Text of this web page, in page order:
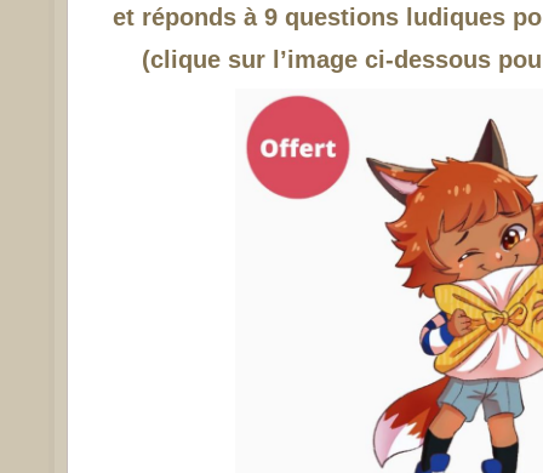
et réponds à 9 questions ludiques
(clique sur l’image ci-dessous